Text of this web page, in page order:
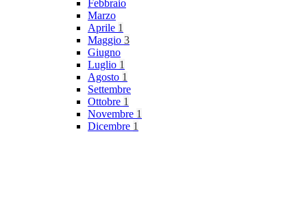
Febbraio
Marzo
Aprile 1
Maggio 3
Giugno
Luglio 1
Agosto 1
Settembre
Ottobre 1
Novembre 1
Dicembre 1